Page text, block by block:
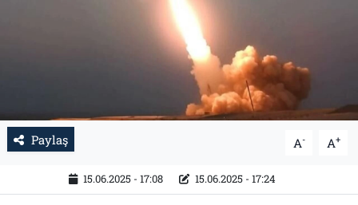
Paylaş A- A+
15.06.2025 - 17:08 15.06.2025 - 17:24